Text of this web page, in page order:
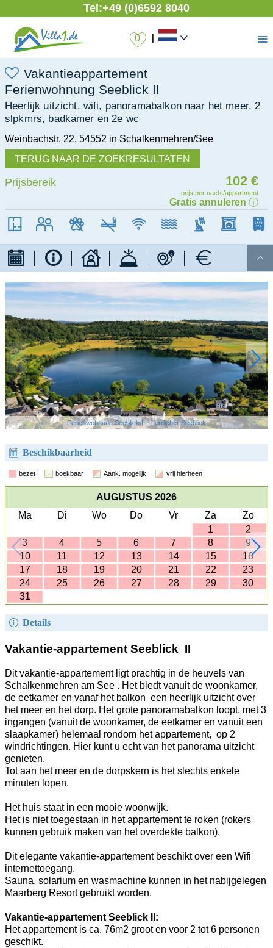
Tel:+49 (0)6592 8040
| ≡
Vakantieappartement
Ferienwohnung Seeblick II
Heerlijk uitzicht, wifi, panoramabalkon naar het meer, 2
slpkmrs, badkamer en 2e wc
Weinbachstr. 22, 54552 in Schalkenmehren/See
TERUG NAAR DE ZOEKRESULTATEN
Prijsbereik 102 €
prijs per nacht/appartment
Gratis annuleren ⓘ

Ferienwohnung Seeblick II - herrlicher Seeblick
Beschikbaarheid
bezet boekbaar Aank. mogelijk vrij hierheen
AUGUSTUS 2026
Ma
Di Wo Do Vr Za
Zo
1
2
3
4 5 6 7 8
9
10
11 12 13 14 15
16
17
18 19 20 21 22
23
24
25 26 27 28 29
30
31
Details
Vakantie-appartement Seeblick II
Dit vakantie-appartement ligt prachtig in de heuvels van
Schalkenmehren am See . Het biedt vanuit de woonkamer,
de eetkamer en vanaf het balkon een heerlijk uitzicht over
het meer en het dorp. Het grote panoramabalkon loopt, met 3
ingangen (vanuit de woonkamer, de eetkamer en vanuit een
slaapkamer) helemaal rondom het appartement, op 2
windrichtingen. Hier kunt u echt van het panorama uitzicht
genieten.
Tot aan het meer en de dorpskern is het slechts enkele
minuten lopen.
Het huis staat in een mooie woonwijk.
Het is niet toegestaan in het appartement te roken (rokers
kunnen gebruik maken van het overdekte balkon).
Dit elegante vakantie-appartement beschikt over een Wifi
internettoegang.
Sauna, solarium en wasmachine kunnen in het nabijgelegen
Maarberg Resort gebruikt worden.
Vakantie-appartement Seeblick II:
Het appartement is ca. 76m2 groot en voor 2 tot 6 personen
geschikt.